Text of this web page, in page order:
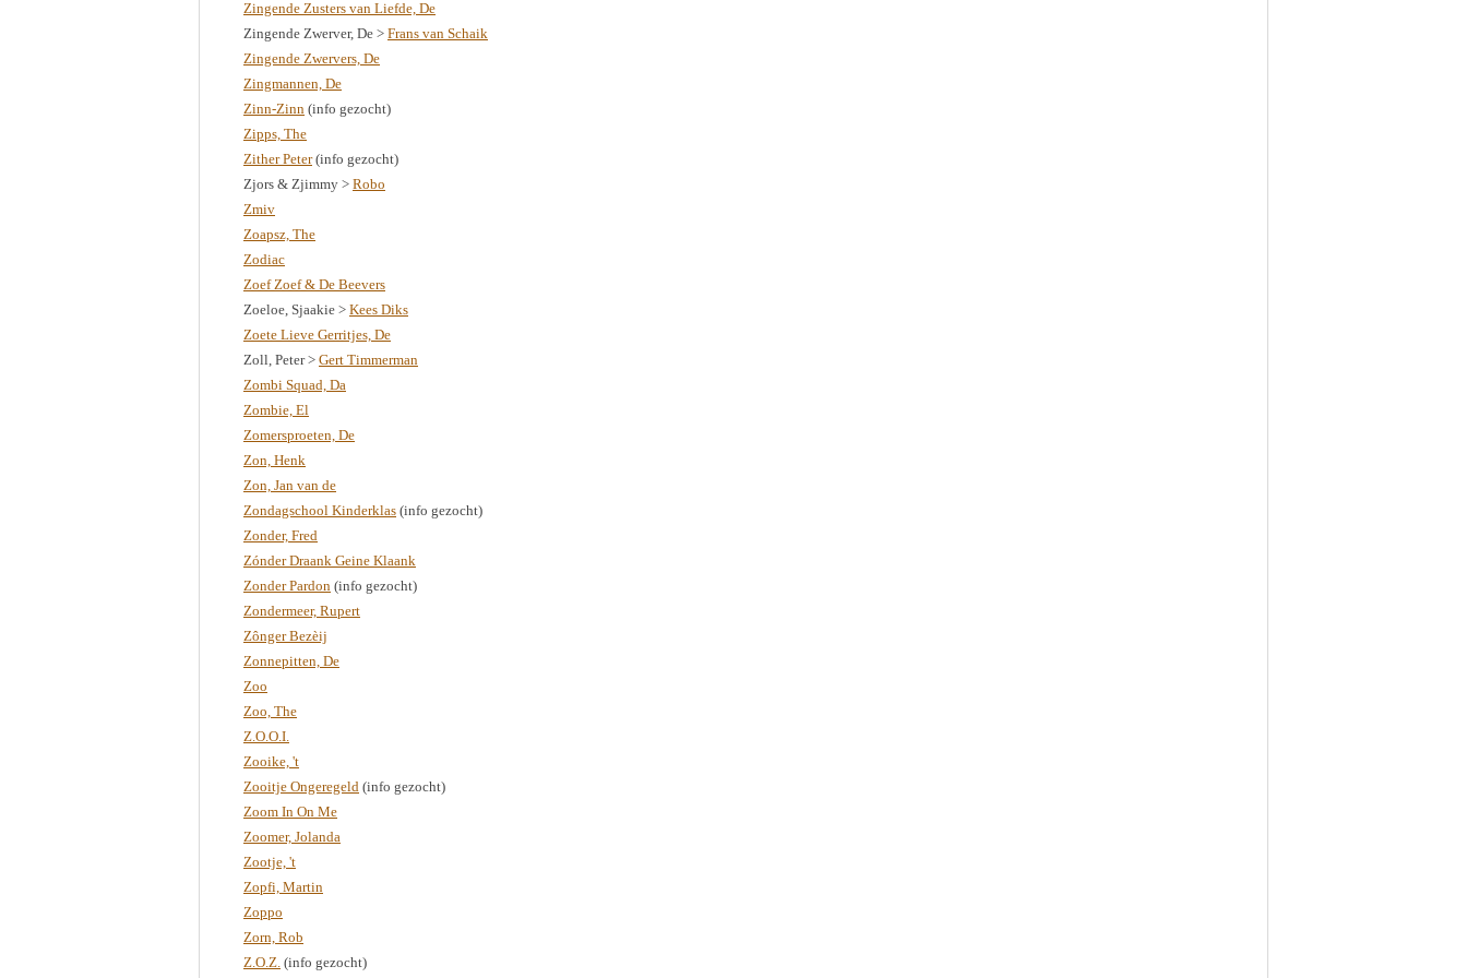
Zingende Zusters van Liefde, De
Zingende Zwerver, De > Frans van Schaik
Zingende Zwervers, De
Zingmannen, De
Zinn-Zinn (info gezocht)
Zipps, The
Zither Peter(info gezocht)
Zjors & Zjimmy > Robo
Zmiv
Zoapsz, The
Zodiac
Zoef Zoef & De Beevers
Zoeloe, Sjaakie > Kees Diks
Zoete Lieve Gerritjes, De
Zoll, Peter > Gert Timmerman
Zombi Squad, Da
Zombie, El
Zomersproeten, De
Zon, Henk
Zon, Jan van de
Zondagschool Kinderklas (info gezocht)
Zonder, Fred
Zónder Draank Geine Klaank
Zonder Pardon (info gezocht)
Zondermeer, Rupert
Zônger Bezèij
Zonnepitten, De
Zoo
Zoo, The
Z.O.O.I.
Zooike, 't
Zooitje Ongeregeld (info gezocht)
Zoom In On Me
Zoomer, Jolanda
Zootje, 't
Zopfi, Martin
Zoppo
Zorn, Rob
Z.O.Z. (info gezocht)